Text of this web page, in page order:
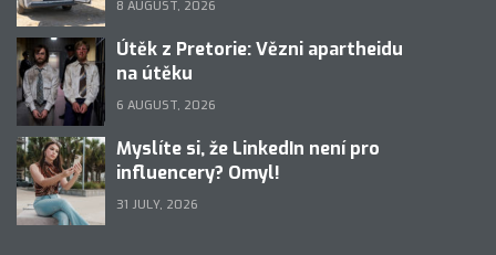
8 AUGUST, 2026
Útěk z Pretorie: Vězni apartheidu
na útěku
6 AUGUST, 2026
Myslíte si, že LinkedIn není pro
influencery? Omyl!
31 JULY, 2026